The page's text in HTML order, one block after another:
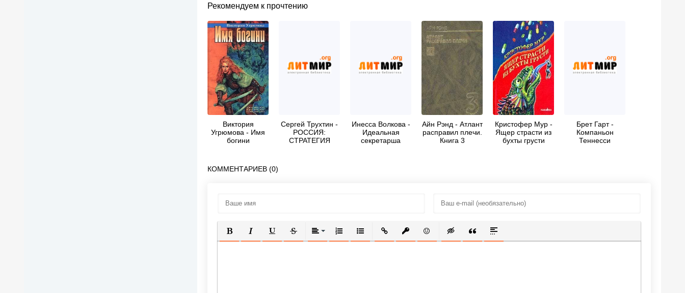
Рекомендуем к прочтению
Виктория
Угрюмова - Имя
богини
Сергей Трухтин -
РОССИЯ:
СТРАТЕГИЯ
Инесса Волкова -
Идеальная
секретарша
Айн Рэнд - Атлант
расправил плечи.
Книга 3
Кристофер Мур -
Ящер страсти из
бухты грусти
Брет Гарт -
Компаньон
Теннесси
КОММЕНТАРИЕВ (0)
ПОЛУЖИРНЫЙ
КУРСИВПОДЧЕРКНУТЫЙ
ЗАЧЕРКНУТЫЙВЫРАВНИВАНИЕ
НУМЕРОВАННЫЙ СПИСОК
МАРКИРОВАННЫЙ СПИСОК
ВСТАВИТЬ ССЫЛКУ
ВСТАВИТЬ ЗАЩИЩЕННУЮ ССЫЛКУ
ВСТАВИТЬ СМАЙЛИК
ВСТАВКА СКРЫТОГО ТЕКСТА
ВСТАВКА ЦИТАТЫ
ВСТАВКА СПОЙЛЕРА